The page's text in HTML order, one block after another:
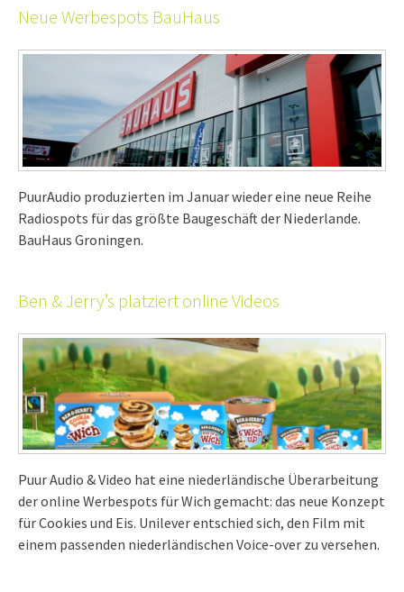
Neue Werbespots BauHaus
PuurAudio produzierten im Januar wieder eine neue Reihe
Radiospots für das größte Baugeschäft der Niederlande.
BauHaus Groningen.
Ben & Jerry’s platziert online Videos
Puur Audio & Video hat eine niederländische Überarbeitung
der online Werbespots für Wich gemacht: das neue Konzept
für Cookies und Eis. Unilever entschied sich, den Film mit
einem passenden niederländischen Voice-over zu versehen.